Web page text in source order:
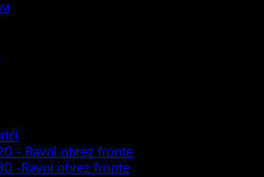
- Ravni obrez fronte
-Ravni obrez fronte